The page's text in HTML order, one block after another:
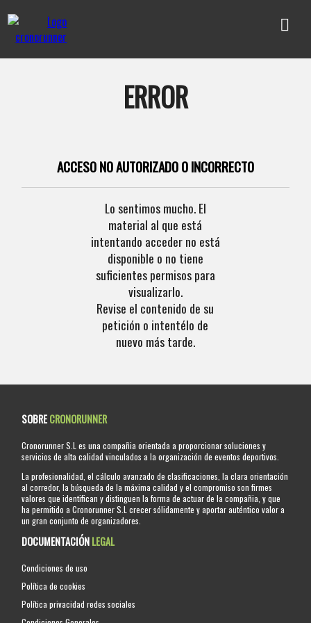
ERROR
ACCESO NO AUTORIZADO O INCORRECTO
Lo sentimos mucho. El
material al que está
intentando acceder no está
disponible o no tiene
suficientes permisos para
visualizarlo.
Revise el contenido de su
petición o intentélo de
nuevo más tarde.
SOBRECRONORUNNER
Cronorunner S.L es una compañia orientada a proporcionar soluciones y
servicios de alta calidad vinculados a la organización de eventos deportivos.
La profesionalidad, el cálculo avanzado de clasificaciones, la clara orientación
al corredor, la búsqueda de la máxima calidad y el compromiso son firmes
valores que identifican y distinguen la forma de actuar de la compañia, y que
ha permitido a Cronorunner S.L crecer sólidamente y aportar auténtico valor a
un gran conjunto de organizadores.
DOCUMENTACIÓNLEGAL
Condiciones de uso
Política de cookies
Política privacidad redes sociales